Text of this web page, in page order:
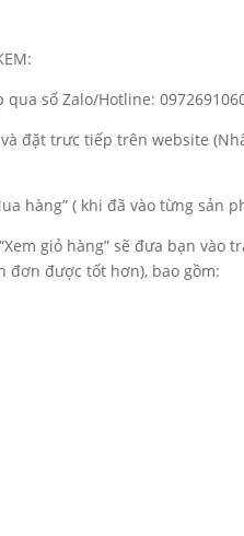
qua số Zalo/Hotline:
đặt trưc tiếp trên website
hàng” ( khi đã vào từng sản
giỏ hàng” sẽ đưa bạn
đơn được tốt hơn), bao gồm: